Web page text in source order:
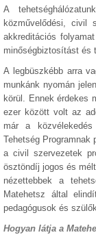
A
közművelődési, civil
akkreditációs
minőségbiztosítást és
A legbüszkébb arra
munkánk nyomán
körül. Ennek érdekes
ezer között volt az
már a
Tehetség Programnak
a civil szervezetek
ösztöndíj jogos és
nézettebbek a
Matehetsz által
pedagógusok és
Hogyan látja a